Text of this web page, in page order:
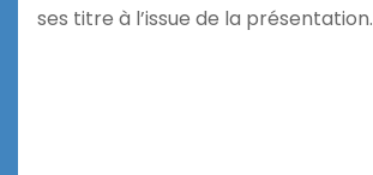
ses titre à l’issue de la présentation.